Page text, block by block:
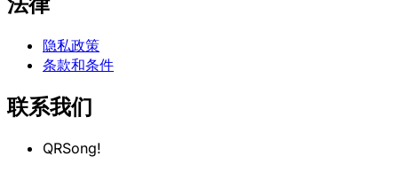
隐私政策
条款和条件
联系我们
QRSong!